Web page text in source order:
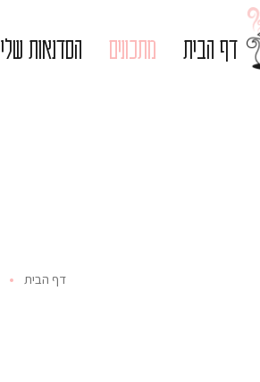
דף הבית מתכונים הסדנאות שלי
דף הבית